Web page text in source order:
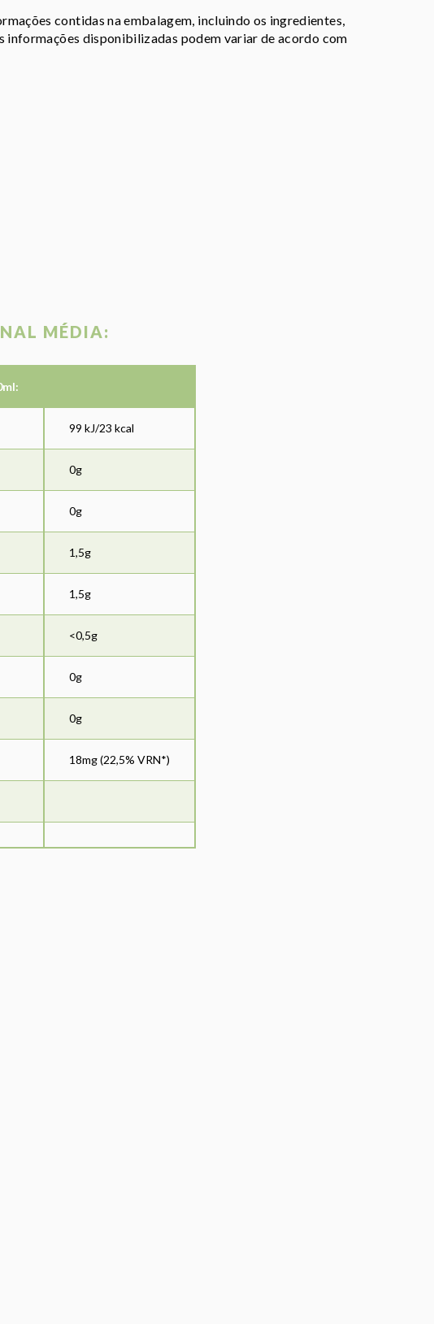
contidas na embalagem, incluindo os ingredientes,
informações disponibilizadas podem variar de acordo com
MÉDIA:
99 kJ/23 kcal
0g
0g
1,5g
1,5g
<0,5g
0g
0g
18mg (22,5% VRN*)